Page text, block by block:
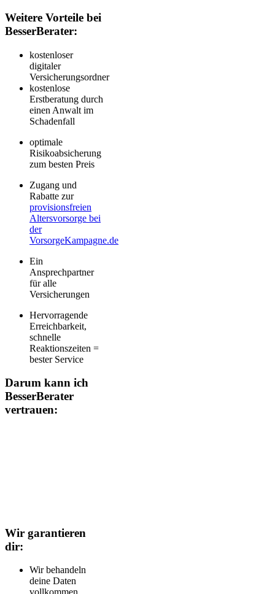
Weitere Vorteile bei
BesserBerater:
kostenloser
digitaler
Versicherungsordner
kostenlose
Erstberatung durch
einen Anwalt im
Schadenfall
optimale
Risikoabsicherung
zum besten Preis
Zugang und
Rabatte zur
provisionsfreien
Altersvorsorge bei
der
VorsorgeKampagne.de
Ein
Ansprechpartner
für alle
Versicherungen
Hervorragende
Erreichbarkeit,
schnelle
Reaktionszeiten =
bester Service
Darum kann ich
BesserBerater
vertrauen:
Wir garantieren
dir:
Wir behandeln
deine Daten